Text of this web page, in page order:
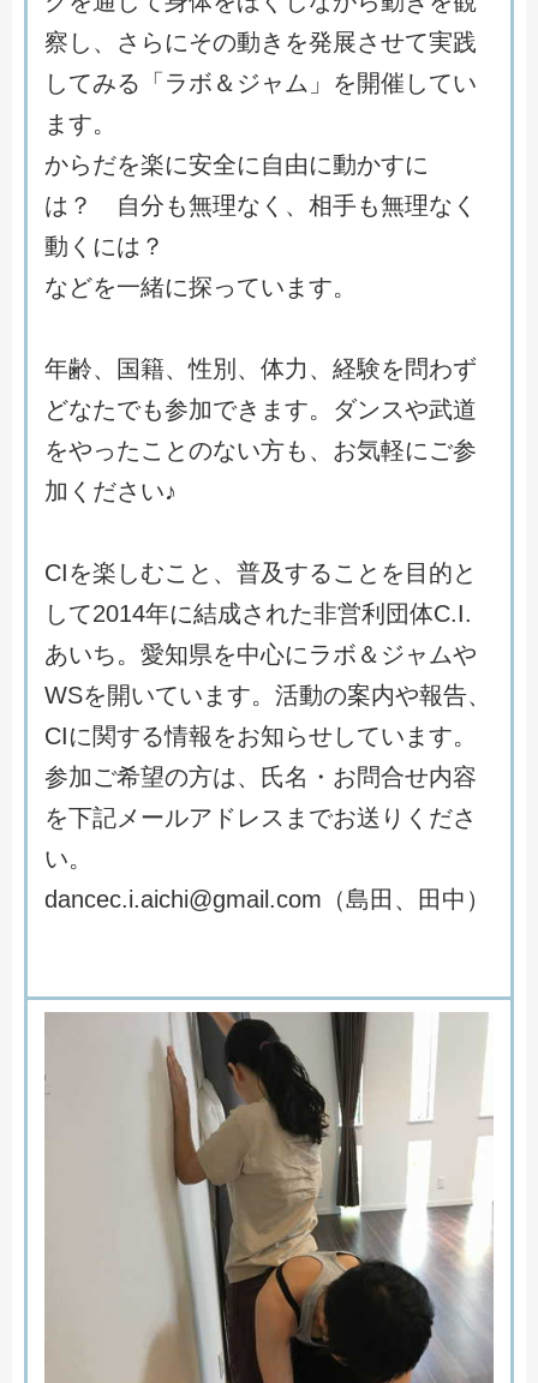
察 し 、 さ ら にその動き を発展させて実践
してみる 「ラボ ＆ ジャ ム 」 を開催 してい
ま す。
からだを楽に安全に自由に動かすに
は ？ 自分も無理な く 、 相手も無理な く
動 く には ？
などを一緒に探ってい ま す。
年齢、 国籍、性別 、 体力 、 経験を問わず
どなたでも参加でき ま す。 ダンスや武道
をやったこ とのない方も 、 お気軽にご参
加 く ださ い♪
CIを楽 しむこ と 、 普及するこ と を 目 的と
して2014年に結成さ れた非営利団体C.I.
あいち。 愛知県を中心にラボ ＆ ジャ ムや
WSを開いてい ま す。 活動の案内や報告、
CIに関する情報をお知 らせ してい ま す。
参加ご希望の方は、 氏名 ・ お問合せ内容
を下記メ ールア ド レ ス ま でお送 り く ださ
い。
dancec.i.aichi@gmail.com （島田 、 田中 ）